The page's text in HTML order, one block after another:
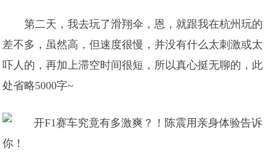
第二天，我去玩了滑翔伞，恩，就跟我在杭州玩的
差不多，虽然高，但速度很慢，并没有什么太刺激或太
吓人的，再加上滞空时间很短，所以真心挺无聊的，此
处省略5000字~